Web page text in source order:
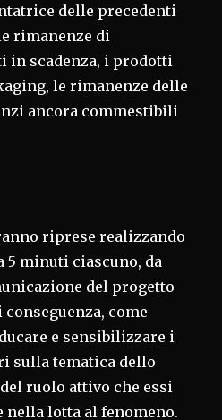
delle precedenti
rimanenze di
in scadenza, i prodotti
le rimanenze delle
ancora commestibili
riprese realizzando
5 minuti ciascuno, da
del progetto
come
e sensibilizzare i
sulla tematica dello
ruolo attivo che essi
nella lotta al fenomeno.